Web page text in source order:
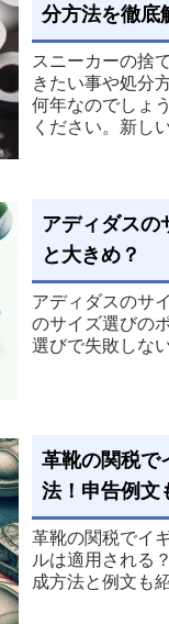
分方法を徹底
スニーカーの捨
きたい事や処分
何年なのでしょ
ください。新し
アディダスの
と大きめ？
アディダスのサ
のサイズ選びの
選びで失敗しな
革靴の関税で
法！申告例文
革靴の関税でイ
ルは適用される
成方法と例文も